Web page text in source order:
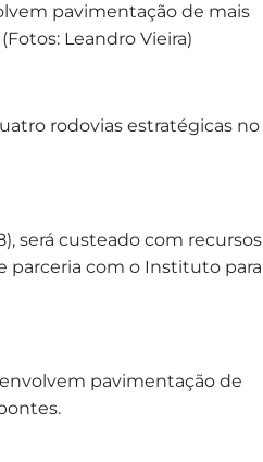
pavimentação de mais
Leandro Vieira)
rodovias estratégicas no
será custeado com recursos
parceria com o Instituto para
pavimentação de